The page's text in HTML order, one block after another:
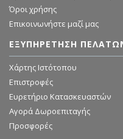
Όροι χρήσης
Επικοινωνήστε μαζί μας
ΕΞΥΠΗΡΈΤΗΣΗ
Χάρτης Ιστότοπου
Επιστροφές
Ευρετήριο Κατασκευαστών
Αγορά Δωροεπιταγής
Προσφορές